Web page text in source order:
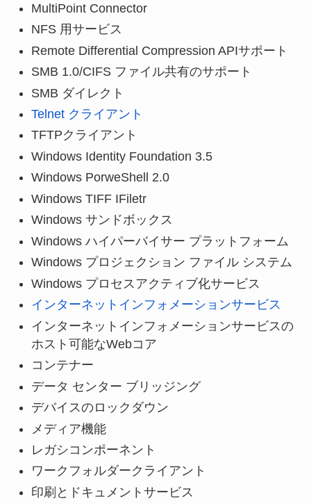
MultiPoint Connector
NFS 用サービス
Remote Differential Compression APIサポート
SMB 1.0/CIFS ファイル共有のサポート
SMB ダイレクト
Telnet クライアント
TFTPクライアント
Windows Identity Foundation 3.5
Windows PorweShell 2.0
Windows TIFF IFiletr
Windows サンドボックス
Windows ハイパーバイサー プラットフォーム
Windows プロジェクション ファイル システム
Windows プロセスアクティブ化サービス
インターネットインフォメーションサービス
インターネットインフォメーションサービスの
ホスト可能なWebコア
コンテナー
データ センター ブリッジング
デバイスのロックダウン
メディア機能
レガシコンポーネント
ワークフォルダークライアント
印刷とドキュメントサービス